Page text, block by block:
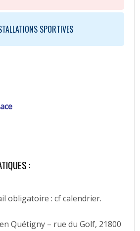
SPORTIVES
:
obligatoire : cf calendrier.
Quétigny – rue du Golf, 21800